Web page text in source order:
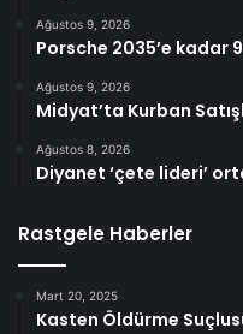
Ağustos 9, 2026
Porsche 2035’e kadar
Ağustos 9, 2026
Midyat’ta Kurban
Ağustos 8, 2026
Diyanet ‘çete lideri’
Rastgele Haberler
Mart 20, 2025
Kasten Öldürme